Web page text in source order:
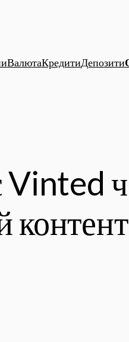
ВалютаКредитиДепозити
Vinted
контент